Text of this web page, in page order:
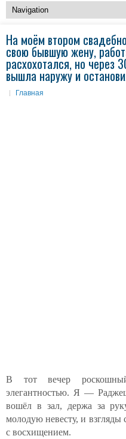
На моём втором
свою бывшую жену,
расхохотался, но через
вышла наружу и
Главная
В тот вечер
элегантностью. Я —
вошёл в зал, держа за
молодую невесту, и взгляды
с восхищением.